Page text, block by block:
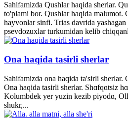
Sahifamizda Qushlar haqida sherlar.
to'plami bor. Qushlar haqida
hayvonlar sinfi. Trias davrida
psevdozuxlar turkumidan kelib
Ona haqida tasirli sherlar
Sahifamizda ona haqida ta'sirli sherlar.
Ona haqida tasirli sherlar. Shɑfqɑtsiz
Kolumbdek yer yuzin kezib piyodɑ,
shukr,...